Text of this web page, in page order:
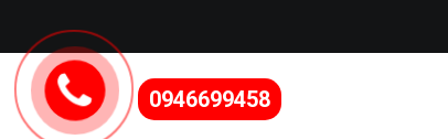
0946699458